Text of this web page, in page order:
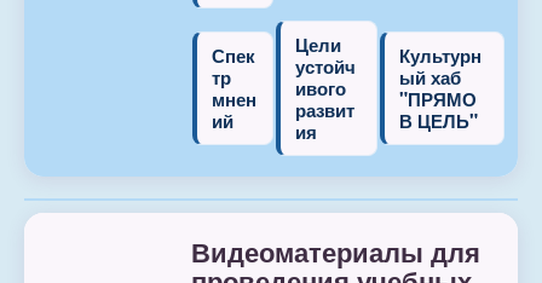
Спек
тр
мнен
ий
Цели
устойч
ивого
развит
ия
Культурн
ый хаб
"ПРЯМО
В ЦЕЛЬ"
Видеоматериалы для